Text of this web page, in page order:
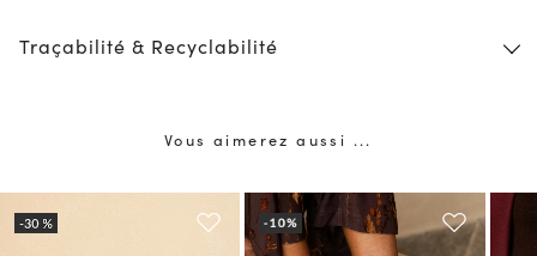
Traçabilité & Recyclabilité
Vous aimerez aussi ...